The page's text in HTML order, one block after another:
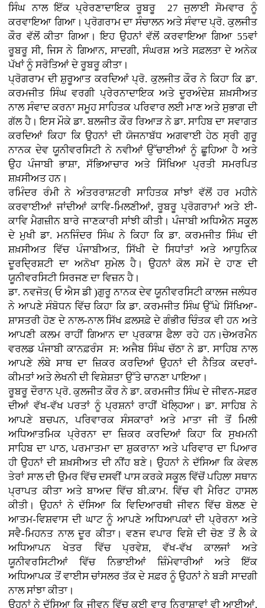
ਸਿੰਘ ਨਾਲ ਇੱਕ ਪ੍ਰੇਰਣਾਦਾਇਕ ਰੂਬਰੂ 27 ਜੁਲਾਈ ਸੋਮਵਾਰ ਨੂੰ
ਕਰਵਾਇਆ ਗਿਆ। ਪ੍ਰੋਗਰਾਮ ਦਾ ਸੰਚਾਲਨ ਅਤੇ ਸੰਵਾਦ ਪ੍ਰੋ. ਕੁਲਜੀਤ
ਕੌਰ ਵੱਲੋਂ ਕੀਤਾ ਗਿਆ। ਇਹ ਉਹਨਾਂ ਵੱਲੋਂ ਕਰਵਾਇਆ ਗਿਆ 55ਵਾਂ
ਰੂਬਰੂ ਸੀ, ਜਿਸ ਨੇ ਗਿਆਨ, ਸਾਦਗੀ, ਸੰਘਰਸ਼ ਅਤੇ ਸਫ਼ਲਤਾ ਦੇ ਅਨੇਕ
ਪੱਖਾਂ ਨੂੰ ਸਰੋਤਿਆਂ ਦੇ ਰੂਬਰੂ ਕੀਤਾ।
ਪ੍ਰੋਗਰਾਮ ਦੀ ਸ਼ੁਰੂਆਤ ਕਰਦਿਆਂ ਪ੍ਰੋ. ਕੁਲਜੀਤ ਕੌਰ ਨੇ ਕਿਹਾ ਕਿ ਡਾ.
ਕਰਮਜੀਤ ਸਿੰਘ ਵਰਗੀ ਪ੍ਰੇਰਨਾਦਾਇਕ ਅਤੇ ਦੂਰਅੰਦੇਸ਼ ਸ਼ਖ਼ਸੀਅਤ
ਨਾਲ ਸੰਵਾਦ ਕਰਨਾ ਸਮੂਹ ਸਾਹਿਤਕ ਪਰਿਵਾਰ ਲਈ ਮਾਣ ਅਤੇ ਸੁਭਾਗ ਦੀ
ਗੱਲ ਹੈ। ਇਸ ਮੌਕੇ ਡਾ. ਬਲਜੀਤ ਕੌਰ ਰਿਆੜ ਨੇ ਡਾ. ਸਾਹਿਬ ਦਾ ਸਵਾਗਤ
ਕਰਦਿਆਂ ਕਿਹਾ ਕਿ ਉਹਨਾਂ ਦੀ ਯੋਜਨਾਬੱਧ ਅਗਵਾਈ ਹੇਠ ਸ੍ਰੀ ਗੁਰੂ
ਨਾਨਕ ਦੇਵ ਯੂਨੀਵਰਸਿਟੀ ਨੇ ਨਵੀਆਂ ਉੱਚਾਈਆਂ ਨੂੰ ਛੂਹਿਆ ਹੈ ਅਤੇ
ਉਹ ਪੰਜਾਬੀ ਭਾਸ਼ਾ, ਸੱਭਿਆਚਾਰ ਅਤੇ ਸਿੱਖਿਆ ਪ੍ਰਤੀ ਸਮਰਪਿਤ
ਸ਼ਖ਼ਸੀਅਤ ਹਨ।
ਰਮਿੰਦਰ ਰੰਮੀ ਨੇ ਅੰਤਰਰਾਸ਼ਟਰੀ ਸਾਹਿਤਕ ਸਾਂਝਾਂ ਵੱਲੋਂ ਹਰ ਮਹੀਨੇ
ਕਰਵਾਈਆਂ ਜਾਂਦੀਆਂ ਕਾਵਿ-ਮਿਲਣੀਆਂ, ਰੂਬਰੂ ਪ੍ਰੋਗਰਾਮਾਂ ਅਤੇ ਈ-
ਕਾਵਿ ਮੈਗਜ਼ੀਨ ਬਾਰੇ ਜਾਣਕਾਰੀ ਸਾਂਝੀ ਕੀਤੀ। ਪੰਜਾਬੀ ਅਧਿਐਨ ਸਕੂਲ
ਦੇ ਮੁਖੀ ਡਾ. ਮਨਜਿੰਦਰ ਸਿੰਘ ਨੇ ਕਿਹਾ ਕਿ ਡਾ. ਕਰਮਜੀਤ ਸਿੰਘ ਦੀ
ਸ਼ਖ਼ਸੀਅਤ ਵਿੱਚ ਪੰਜਾਬੀਅਤ, ਸਿੱਖੀ ਦੇ ਸਿਧਾਂਤਾਂ ਅਤੇ ਆਧੁਨਿਕ
ਦੂਰਦ੍ਰਿਸ਼ਟੀ ਦਾ ਅਨੋਖਾ ਸੁਮੇਲ ਹੈ। ਉਹਨਾਂ ਕੋਲ ਸਮੇਂ ਦੇ ਹਾਣ ਦੀ
ਯੂਨੀਵਰਸਿਟੀ ਸਿਰਜਣ ਦਾ ਵਿਜ਼ਨ ਹੈ।
ਡਾ. ਨਵਜੋਤ( ਓ ਐਸ ਡੀ )ਗੁਰੂ ਨਾਨਕ ਦੇਵ ਯੂਨੀਵਰਸਿਟੀ ਕਾਲਜ ਜਲੰਧਰ
ਨੇ ਆਪਣੇ ਸੰਬੋਧਨ ਵਿੱਚ ਕਿਹਾ ਕਿ ਡਾ. ਕਰਮਜੀਤ ਸਿੰਘ ਉੱਘੇ ਸਿੱਖਿਆ-
ਸ਼ਾਸਤਰੀ ਹੋਣ ਦੇ ਨਾਲ-ਨਾਲ ਸਿੱਖ ਫ਼ਲਸਫ਼ੇ ਦੇ ਗੰਭੀਰ ਚਿੰਤਕ ਵੀ ਹਨ ਅਤੇ
ਆਪਣੀ ਕਲਮ ਰਾਹੀਂ ਗਿਆਨ ਦਾ ਪ੍ਰਕਾਸ਼ ਫੈਲਾ ਰਹੇ ਹਨ।ਚੇਅਰਮੈਨ
ਵਰਲਡ ਪੰਜਾਬੀ ਕਾਨਫ਼ਰੰਸ ਸ: ਅਜੈਬ ਸਿੰਘ ਚੱਠਾ ਨੇ ਡਾ. ਸਾਹਿਬ ਨਾਲ
ਆਪਣੇ ਲੰਬੇ ਸਾਥ ਦਾ ਜ਼ਿਕਰ ਕਰਦਿਆਂ ਉਹਨਾਂ ਦੀ ਨੈਤਿਕ ਕਦਰਾਂ-
ਕੀਮਤਾਂ ਅਤੇ ਲੇਖਨੀ ਦੀ ਵਿਸ਼ੇਸ਼ਤਾ ਉੱਤੇ ਚਾਨਣਾ ਪਾਇਆ।
ਰੂਬਰੂ ਦੌਰਾਨ ਪ੍ਰੋ. ਕੁਲਜੀਤ ਕੌਰ ਨੇ ਡਾ. ਕਰਮਜੀਤ ਸਿੰਘ ਦੇ ਜੀਵਨ-ਸਫ਼ਰ
ਦੀਆਂ ਵੱਖ-ਵੱਖ ਪਰਤਾਂ ਨੂੰ ਪ੍ਰਸ਼ਨਾਂ ਰਾਹੀਂ ਖੋਲ੍ਹਿਆ। ਡਾ. ਸਾਹਿਬ ਨੇ
ਆਪਣੇ ਬਚਪਨ, ਪਰਿਵਾਰਕ ਸੰਸਕਾਰਾਂ ਅਤੇ ਮਾਤਾ ਜੀ ਤੋਂ ਮਿਲੀ
ਅਧਿਆਤਮਿਕ ਪ੍ਰੇਰਨਾ ਦਾ ਜ਼ਿਕਰ ਕਰਦਿਆਂ ਕਿਹਾ ਕਿ ਸੁਖਮਨੀ
ਸਾਹਿਬ ਦਾ ਪਾਠ, ਪਰਮਾਤਮਾ ਦਾ ਸ਼ੁਕਰਾਨਾ ਅਤੇ ਪਰਿਵਾਰ ਦਾ ਪਿਆਰ
ਹੀ ਉਹਨਾਂ ਦੀ ਸ਼ਖ਼ਸੀਅਤ ਦੀ ਨੀਂਹ ਬਣੇ। ਉਹਨਾਂ ਨੇ ਦੱਸਿਆ ਕਿ ਕੇਵਲ
ਤੇਰਾਂ ਸਾਲ ਦੀ ਉਮਰ ਵਿੱਚ ਦਸਵੀਂ ਪਾਸ ਕਰਕੇ ਸਕੂਲ ਵਿੱਚੋਂ ਪਹਿਲਾ ਸਥਾਨ
ਪ੍ਰਾਪਤ ਕੀਤਾ ਅਤੇ ਬਾਅਦ ਵਿੱਚ ਬੀ.ਕਾਮ. ਵਿੱਚ ਵੀ ਮੈਰਿਟ ਹਾਸਲ
ਕੀਤੀ। ਉਹਨਾਂ ਨੇ ਦੱਸਿਆ ਕਿ ਵਿਦਿਆਰਥੀ ਜੀਵਨ ਵਿੱਚ ਬੋਲਣ ਦੇ
ਆਤਮ-ਵਿਸ਼ਵਾਸ ਦੀ ਘਾਟ ਨੂੰ ਆਪਣੇ ਅਧਿਆਪਕਾਂ ਦੀ ਪ੍ਰੇਰਨਾ ਅਤੇ
ਸਵੈ-ਮਿਹਨਤ ਨਾਲ ਦੂਰ ਕੀਤਾ। ਵਣਜ ਵਪਾਰ ਵਿਸ਼ੇ ਦੀ ਚੋਣ ਤੋਂ ਲੈ ਕੇ
ਅਧਿਆਪਨ ਖੇਤਰ ਵਿੱਚ ਪ੍ਰਵੇਸ਼, ਵੱਖ-ਵੱਖ ਕਾਲਜਾਂ ਅਤੇ
ਯੂਨੀਵਰਸਿਟੀਆਂ ਵਿੱਚ ਨਿਭਾਈਆਂ ਜ਼ਿੰਮੇਵਾਰੀਆਂ ਅਤੇ ਇੱਕ
ਅਧਿਆਪਕ ਤੋਂ ਵਾਈਸ ਚਾਂਸਲਰ ਤੱਕ ਦੇ ਸਫ਼ਰ ਨੂੰ ਉਹਨਾਂ ਨੇ ਬੜੀ ਸਾਦਗੀ
ਨਾਲ ਸਾਂਝਾ ਕੀਤਾ।
ਉਹਨਾਂ ਨੇ ਦੱਸਿਆ ਕਿ ਜੀਵਨ ਵਿੱਚ ਕਈ ਵਾਰ ਨਿਰਾਸ਼ਾਵਾਂ ਵੀ ਆਈਆਂ,